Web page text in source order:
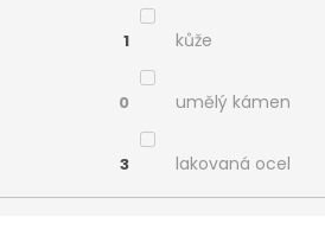
1 kůže
0 umělý kámen
3 lakovaná ocel